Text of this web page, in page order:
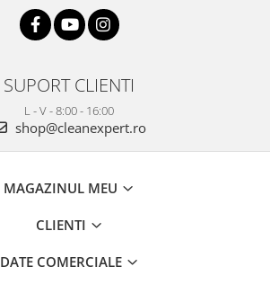
SUPORT CLIENTI
L - V - 8:00 - 16:00
shop@cleanexpert.ro
MAGAZINUL MEU
CLIENTI
DATE COMERCIALE